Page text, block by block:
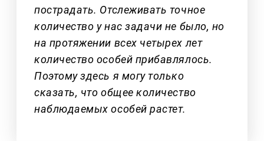
пострадать. Отслеживать точное
количество у нас задачи не было, но
на протяжении всех четырех лет
количество особей прибавлялось.
Поэтому здесь я могу только
сказать, что общее количество
наблюдаемых особей растет.